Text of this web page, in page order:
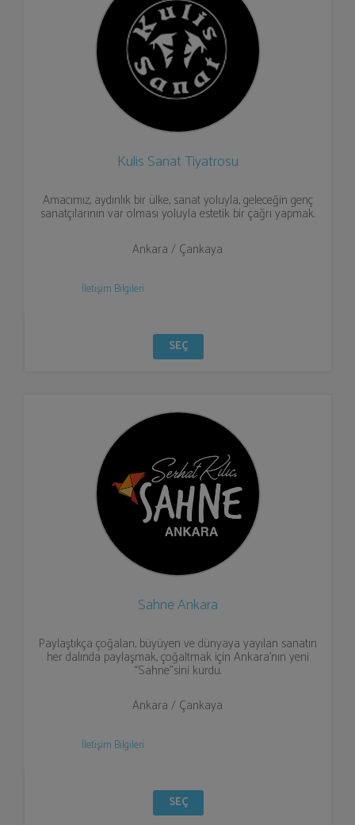
Kulis Sanat Tiyatrosu
Amacımız, aydınlık bir ülke, sanat yoluyla, geleceğin genç
sanatçılarının var olması yoluyla estetik bir çağrı yapmak.
Ankara / Çankaya
İletişim Bilgileri
SEÇ
Sahne Ankara
Paylaştıkça çoğalan, büyüyen ve dünyaya yayılan sanatın
her dalında paylaşmak, çoğaltmak için Ankara’nın yeni
“Sahne”sini kurdu.
Ankara / Çankaya
İletişim Bilgileri
SEÇ